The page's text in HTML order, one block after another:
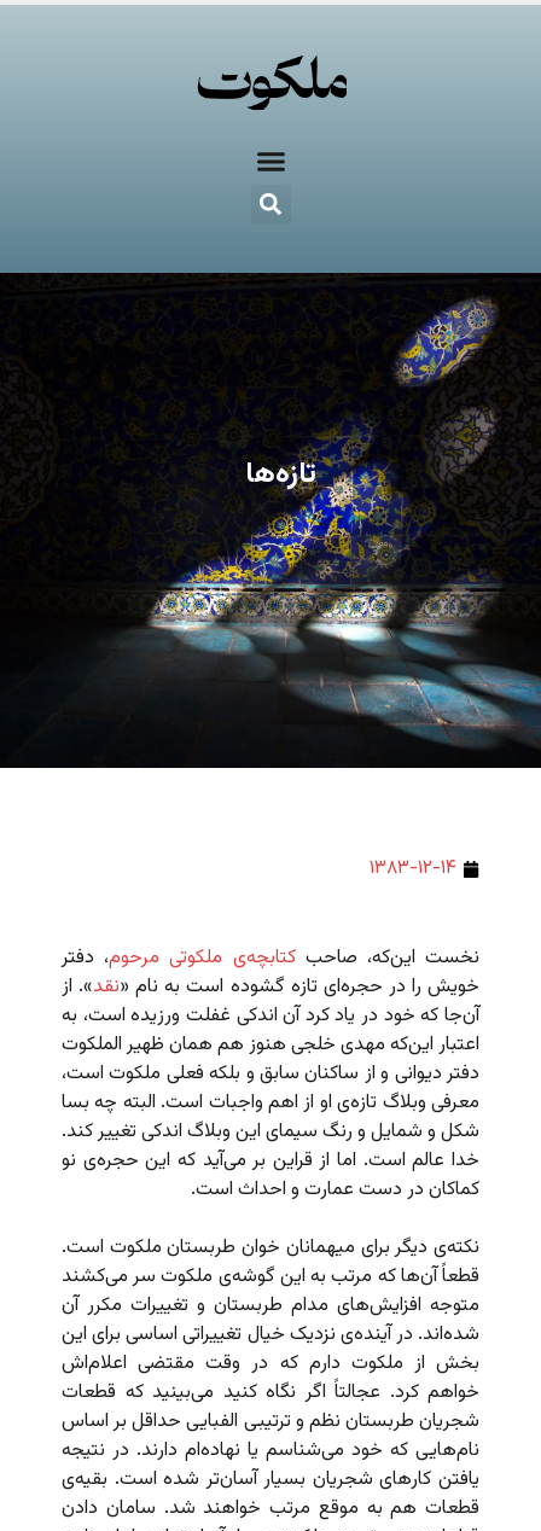
تازه‌ها
۱۳۸۳-۱۲-۱۴
نخست این‌که، صاحبکتابچه‌ی ملکوتی مرحوم، دفتر
خویش را در حجره‌ای تازه گشوده است به نام «نقد». از
آن‌جا که خود در یاد کرد آن اندکی غفلت ورزیده است، به
اعتبار این‌که مهدی خلجی هنوز هم همان ظهیر الملکوت
دفتر دیوانی و از ساکنان سابق و بلکه فعلی ملکوت است،
معرفی وبلاگ تازه‌ی او از اهم واجبات است. البته چه بسا
شکل و شمایل و رنگ سیمای این وبلاگ اندکی تغییر کند.
خدا عالم است. اما از قراین بر می‌آید که این حجره‌ی نو
کماکان در دست عمارت و احداث است.
نکته‌ی دیگر برای میهمانان خوان طربستان ملکوت است.
قطعاً آن‌ها که مرتب به این گوشه‌ی ملکوت سر می‌کشند
متوجه افزایش‌های مدام طربستان و تغییرات مکرر آن
شده‌اند. در آینده‌ی نزدیک خیال تغییراتی اساسی برای این
بخش از ملکوت دارم که در وقت مقتضی اعلام‌اش
خواهم کرد. عجالتاً اگر نگاه کنید می‌بینید که قطعات
شجریان طربستان نظم و ترتیبی الفبایی حداقل بر اساس
نام‌هایی که خود می‌شناسم یا نهاده‌ام دارند. در نتیجه
یافتن کارهای شجریان بسیار آسان‌تر شده است. بقیه‌ی
قطعات هم به موقع مرتب خواهند شد. سامان دادن